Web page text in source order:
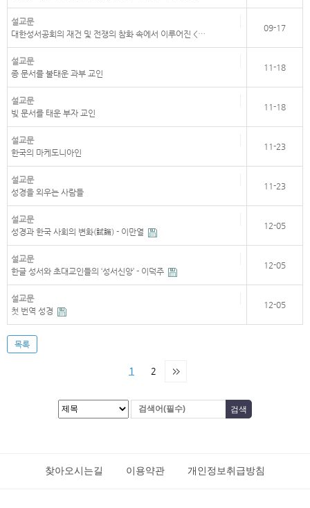
설교문
대한성서공회의 재건 및 전쟁의 참화 속에서 이루어진 <…
09-17
설교문
종 문서를 불태운 과부 교인
11-18
설교문
빚 문서를 태운 부자 교인
11-18
설교문
한국의 마케도니아인
11-23
설교문
성경을 외우는 사람들
11-23
설교문
성경과 한국 사회의 변화(試論) - 이만열
12-05
설교문
한글 성서와 초대교인들의 ‘성서신앙’ - 이덕주
12-05
설교문
첫 번역 성경
12-05
목록
1 2
찾아오시는길 이용약관 개인정보취급방침